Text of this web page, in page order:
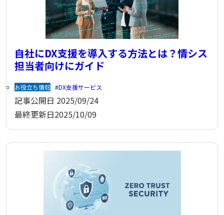
自社にDX支援を導入する方法とは？情シス
担当者向けにガイド
お役立ち情報 DX支援サービス
記事公開日 2025/09/24
最終更新日2025/10/09